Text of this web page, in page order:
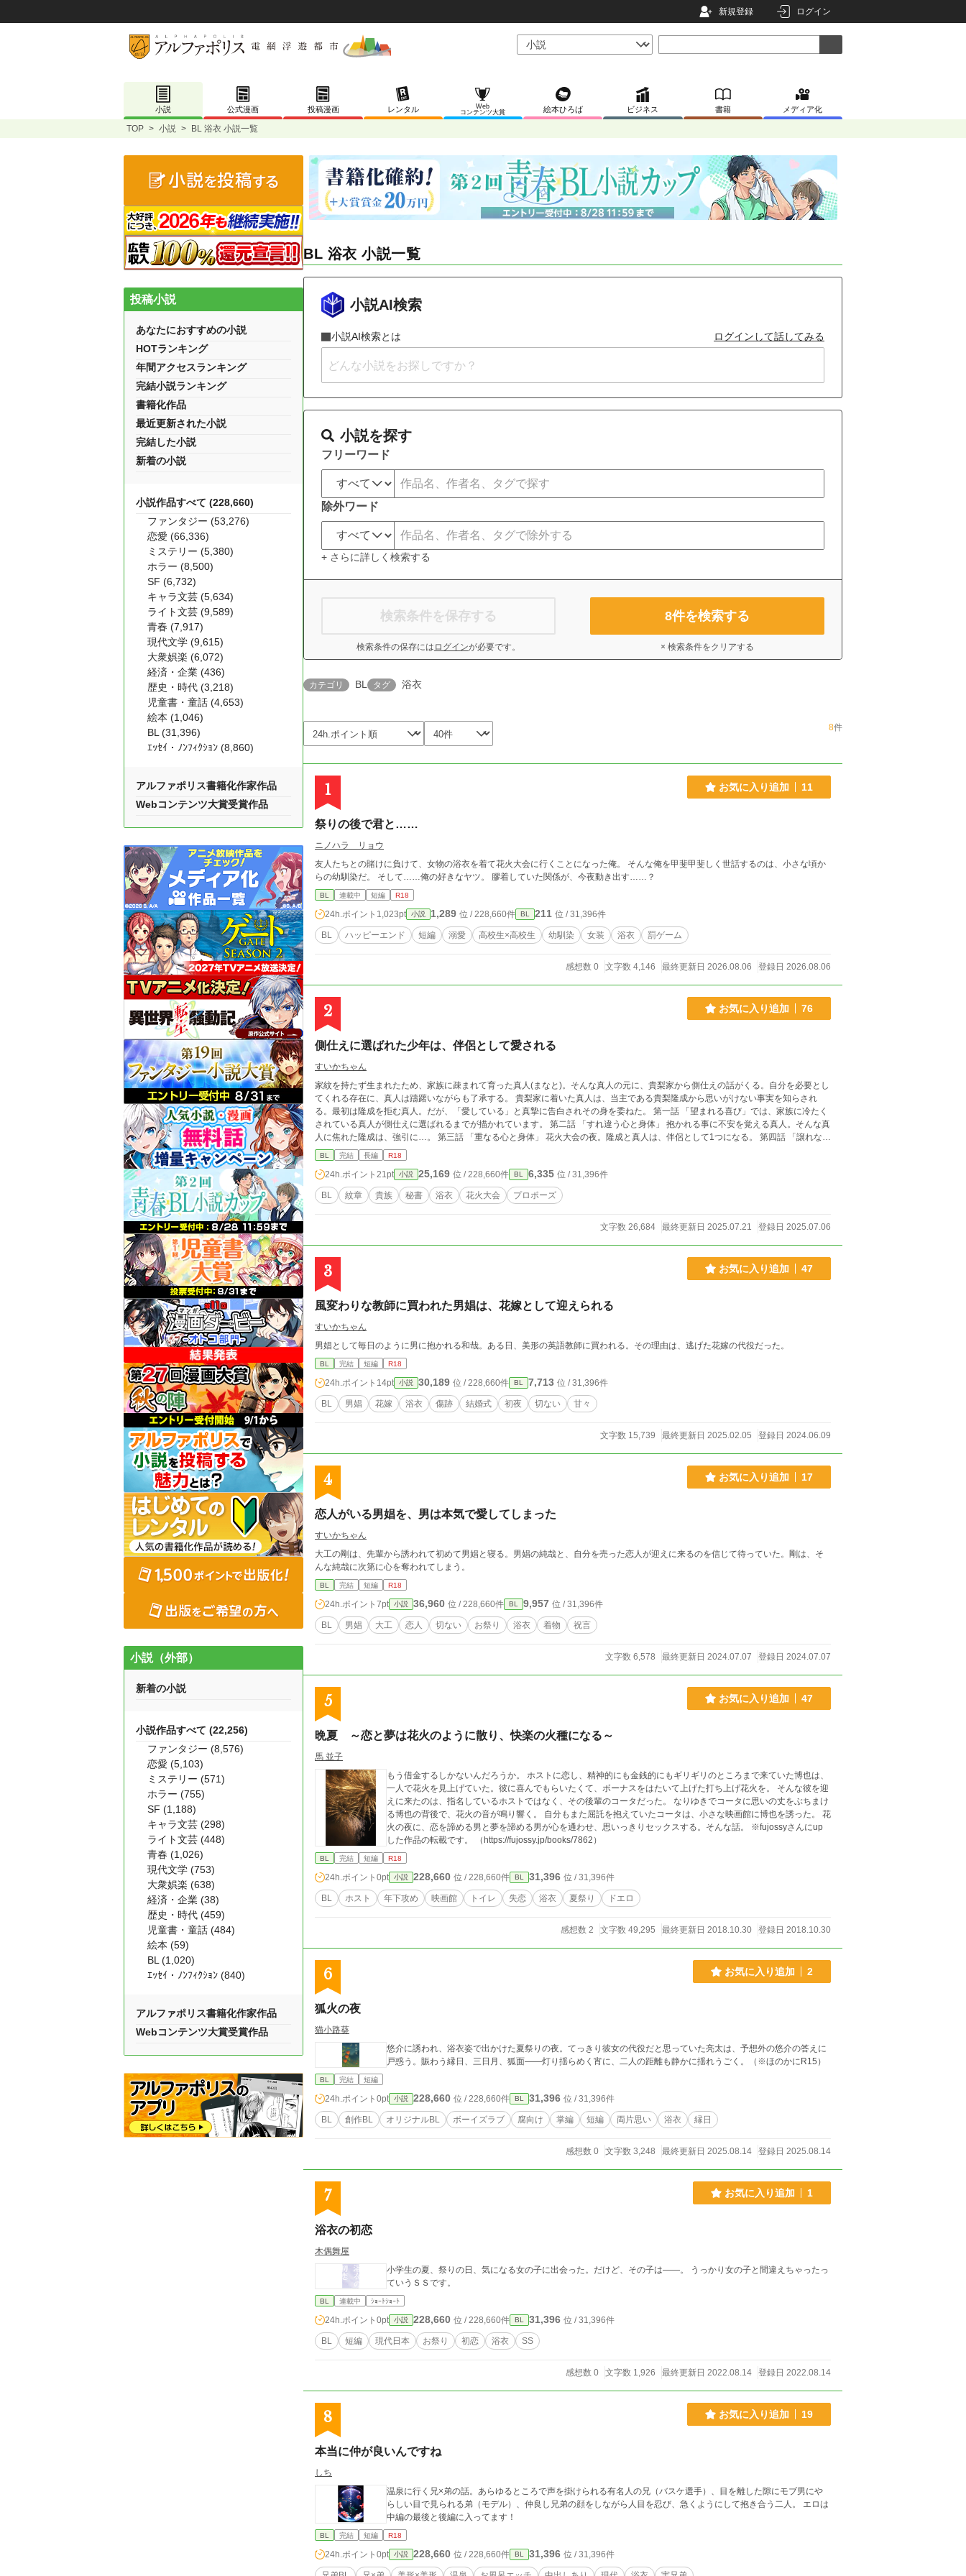
新規登録 ログイン
小説 公式漫画 投稿漫画 レンタル
Web
コンテンツ大賞
絵本ひろば ビジネス 書籍 メディア化
TOP > 小説 > BL 浴衣 小説一覧
BL 浴衣 小説一覧
小説AI検索
小説AI検索とは ログインして話してみる
小説を探す
フリーワード
除外ワード
+ さらに詳しく検索する
検索条件を保存する
検索条件の保存には ログインが必要です。
8件を検索する
× 検索条件をクリアする
カテゴリ BL タグ 浴衣
8件
1 お気に入り追加 11
祭りの後で君と……
ニノハラ リョウ
友人たちとの賭けに負けて、女物の浴衣を着て花火大会に行くことになった俺。 そんな俺を甲斐甲斐しく世話するのは、小さな頃か
らの幼馴染だ。 そして……俺の好きなヤツ。 膠着していた関係が、今夜動き出す……？
BL 連載中 短編 R18
24h.ポイント 1,023pt 小説 1,289 位 / 228,660件 BL 211 位 / 31,396件
BL ハッピーエンド 短編 溺愛 高校生×高校生 幼馴染 女装 浴衣 罰ゲーム
感想数 0 文字数 4,146 最終更新日 2026.08.06 登録日 2026.08.06
2 お気に入り追加 76
側仕えに選ばれた少年は、伴侶として愛される
すいかちゃん
家紋を持たず生まれたため、家族に疎まれて育った真人(まなと)。そんな真人の元に、貴梨家から側仕えの話がくる。自分を必要とし
てくれる存在に、真人は躊躇いながらも了承する。 貴梨家に着いた真人は、当主である貴梨隆成から思いがけない事実を知らされ
る。最初は隆成を拒む真人。だが、「愛している」と真摯に告白されその身を委ねた。 第一話 「望まれる喜び」では、家族に冷たく
されている真人が側仕えに選ばれるまでが描かれています。 第二話 「すれ違う心と身体」 抱かれる事に不安を覚える真人。そんな真
人に焦れた隆成は、強引に…。 第三話 「重なる心と身体」 花火大会の夜。隆成と真人は、伴侶として1つになる。 第四話 「譲れない
想い」 除籍のために梅咲家へ戻った真人。が、父親によって桐野と共に囚われてしまい…。 第五話 「愛を誓う夜」 王宮に挨拶に行
く真人。 その夜。隆成から改めてプロポーズされる。 第6話 「生真面目な秘書は、苦手だった男の腕に甘く抱かれる」 隆成の秘書で
ある桐野と、普段はお調子者の拓磨の話となっています。
BL 完結 長編 R18
24h.ポイント 21pt 小説 25,169 位 / 228,660件 BL 6,335 位 / 31,396件
BL 紋章 貴族 秘書 浴衣 花火大会 プロポーズ
文字数 26,684 最終更新日 2025.07.21 登録日 2025.07.06
3 お気に入り追加 47
風変わりな教師に買われた男娼は、花嫁として迎えられる
すいかちゃん
男娼として毎日のように男に抱かれる和哉。ある日、美形の英語教師に買われる。その理由は、逃げた花嫁の代役だった。
BL 完結 短編 R18
24h.ポイント 14pt 小説 30,189 位 / 228,660件 BL 7,713 位 / 31,396件
BL 男娼 花嫁 浴衣 傷跡 結婚式 初夜 切ない 甘々
文字数 15,739 最終更新日 2025.02.05 登録日 2024.06.09
4 お気に入り追加 17
恋人がいる男娼を、男は本気で愛してしまった
すいかちゃん
大工の剛は、先輩から誘われて初めて男娼と寝る。男娼の純哉と、自分を売った恋人が迎えに来るのを信じて待っていた。剛は、そ
んな純哉に次第に心を奪われてしまう。
BL 完結 短編 R18
24h.ポイント 7pt 小説 36,960 位 / 228,660件 BL 9,957 位 / 31,396件
BL 男娼 大工 恋人 切ない お祭り 浴衣 着物 祝言
文字数 6,578 最終更新日 2024.07.07 登録日 2024.07.07
5 お気に入り追加 47
晩夏 ～恋と夢は花火のように散り、快楽の火種になる～
馬 並子
もう借金するしかないんだろうか。 ホストに恋し、精神的にも金銭的にもギリギリのところまで来ていた博也は、
一人で花火を見上げていた。彼に喜んでもらいたくて、ボーナスをはたいて上げた打ち上げ花火を。 そんな彼を迎
えに来たのは、指名しているホストではなく、その後輩のコータだった。 なりゆきでコータに思いの丈をぶちまけ
る博也の背後で、花火の音が鳴り響く。 自分もまた屈託を抱えていたコータは、小さな映画館に博也を誘った。 花
火の夜に、恋を諦める男と夢を諦める男が心を通わせ、思いっきりセックスする。そんな話。 ※fujossyさんにup
した作品の転載です。 （https://fujossy.jp/books/7862）
BL 完結 短編 R18
24h.ポイント 0pt 小説 228,660 位 / 228,660件 BL 31,396 位 / 31,396件
BL ホスト 年下攻め 映画館 トイレ 失恋 浴衣 夏祭り ドエロ
感想数 2 文字数 49,295 最終更新日 2018.10.30 登録日 2018.10.30
6 お気に入り追加 2
狐火の夜
猫小路葵
悠介に誘われ、浴衣姿で出かけた夏祭りの夜。てっきり彼女の代役だと思っていた亮太は、予想外の悠介の答えに
戸惑う。賑わう縁日、三日月、狐面――灯り揺らめく宵に、二人の距離も静かに揺れうごく。（※ほのかにR15）
BL 完結 短編
24h.ポイント 0pt 小説 228,660 位 / 228,660件 BL 31,396 位 / 31,396件
BL 創作BL オリジナルBL ボーイズラブ 腐向け 掌編 短編 両片思い 浴衣 縁日
感想数 0 文字数 3,248 最終更新日 2025.08.14 登録日 2025.08.14
7 お気に入り追加 1
浴衣の初恋
木偶舞屋
小学生の夏、祭りの日、気になる女の子に出会った。だけど、その子は――。 うっかり女の子と間違えちゃったっ
ていうＳＳです。
BL 連載中 ｼｮｰﾄｼｮｰﾄ
24h.ポイント 0pt 小説 228,660 位 / 228,660件 BL 31,396 位 / 31,396件
BL 短編 現代日本 お祭り 初恋 浴衣 SS
感想数 0 文字数 1,926 最終更新日 2022.08.14 登録日 2022.08.14
8 お気に入り追加 19
本当に仲が良いんですね
しち
温泉に行く兄×弟の話。あらゆるところで声を掛けられる有名人の兄（バスケ選手）、目を離した隙にモブ男にや
らしい目で見られる弟（モデル）、仲良し兄弟の顔をしながら人目を忍び、急くようにして抱き合う二人。 エロは
中編の最後と後編に入ってます！
BL 完結 短編 R18
24h.ポイント 0pt 小説 228,660 位 / 228,660件 BL 31,396 位 / 31,396件
投稿小説
あなたにおすすめの小説
HOTランキング
年間アクセスランキング
完結小説ランキング
書籍化作品
最近更新された小説
完結した小説
新着の小説
小説作品すべて (228,660)
ファンタジー (53,276)
恋愛 (66,336)
ミステリー (5,380)
ホラー (8,500)
SF (6,732)
キャラ文芸 (5,634)
ライト文芸 (9,589)
青春 (7,917)
現代文学 (9,615)
大衆娯楽 (6,072)
経済・企業 (436)
歴史・時代 (3,218)
児童書・童話 (4,653)
絵本 (1,046)
BL (31,396)
ｴｯｾｲ・ﾉﾝﾌｨｸｼｮﾝ (8,860)
アルファポリス書籍化作家作品
Webコンテンツ大賞受賞作品
小説（外部）
新着の小説
小説作品すべて (22,256)
ファンタジー (8,576)
恋愛 (5,103)
ミステリー (571)
ホラー (755)
SF (1,188)
キャラ文芸 (298)
ライト文芸 (448)
青春 (1,026)
現代文学 (753)
大衆娯楽 (638)
経済・企業 (38)
歴史・時代 (459)
児童書・童話 (484)
絵本 (59)
BL (1,020)
ｴｯｾｲ・ﾉﾝﾌｨｸｼｮﾝ (840)
アルファポリス書籍化作家作品
Webコンテンツ大賞受賞作品